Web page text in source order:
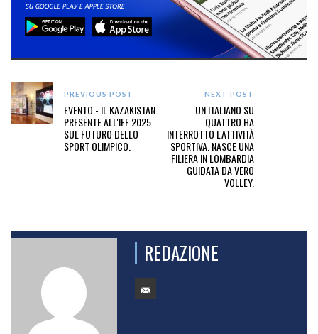
PREVIOUS POST
EVENTO - IL KAZAKISTAN
PRESENTE ALL'IFF 2025
SUL FUTURO DELLO
SPORT OLIMPICO.
NEXT POST
UN ITALIANO SU
QUATTRO HA
INTERROTTO L'ATTIVITÀ
SPORTIVA. NASCE UNA
FILIERA IN LOMBARDIA
GUIDATA DA VERO
VOLLEY.
REDAZIONE